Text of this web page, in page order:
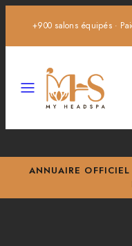
passer
contenu
+900 salons équipés ·
Menu
ANNUAIRE OFFICIEL